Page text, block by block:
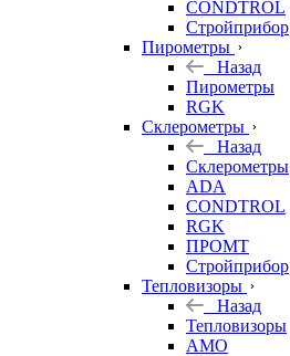
CONDTROL
Стройприбор
Пирометры
Назад
Пирометры
RGK
Склерометры
Назад
Склерометры
ADA
CONDTROL
RGK
ПРОМТ
Стройприбор
Тепловизоры
Назад
Тепловизоры
AMO